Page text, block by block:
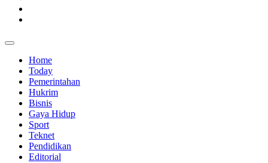
Home
Today
Pemerintahan
Hukrim
Bisnis
Gaya Hidup
Sport
Teknet
Pendidikan
Editorial